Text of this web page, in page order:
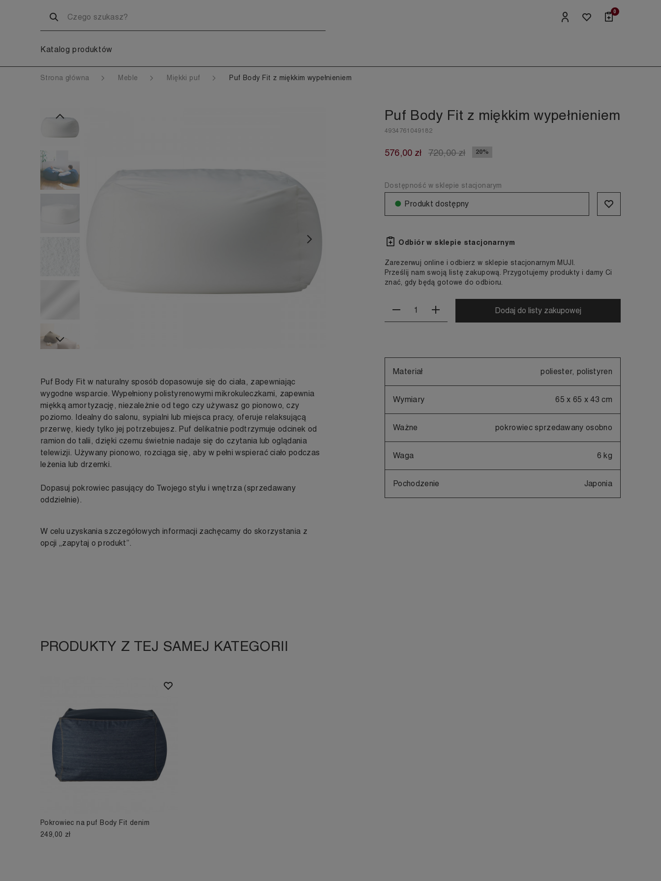
0
Katalog produktów
Strona główna Meble Miękki puf Puf Body Fit z miękkim wypełnieniem
Poprzedni
Następny
Następny
Puf Body Fit w naturalny sposób dopasowuje się do ciała, zapewniając
wygodne wsparcie. Wypełniony polistyrenowymi mikrokuleczkami, zapewnia
miękką amortyzację, niezależnie od tego czy używasz go pionowo, czy
poziomo. Idealny do salonu, sypialni lub miejsca pracy, oferuje relaksującą
przerwę, kiedy tylko jej potrzebujesz. Puf delikatnie podtrzymuje odcinek od
ramion do talii, dzięki czemu świetnie nadaje się do czytania lub oglądania
telewizji. Używany pionowo, rozciąga się, aby w pełni wspierać ciało podczas
leżenia lub drzemki.
Dopasuj pokrowiec pasujący do Twojego stylu i wnętrza (sprzedawany
oddzielnie).
W celu uzyskania szczegółowych informacji zachęcamy do skorzystania z
opcji „zapytaj o produkt”.
Puf Body Fit z miękkim wypełnieniem
4934761049182
576,00 zł 720,00 zł 20%
Dostępność w sklepie stacjonarym
● Produkt dostępny
Odbiór w sklepie stacjonarnym
Zarezerwuj online i odbierz w sklepie stacjonarnym MUJI.
Prześlij nam swoją listę zakupową. Przygotujemy produkty i damy Ci
znać, gdy będą gotowe do odbioru.
Dodaj do listy zakupowej
Materiał poliester, polistyren
Wymiary 65 x 65 x 43 cm
Ważne pokrowiec sprzedawany osobno
Waga 6 kg
Pochodzenie Japonia
PRODUKTY Z TEJ SAMEJ KATEGORII
Pokrowiec na puf Body Fit denim
249,00 zł